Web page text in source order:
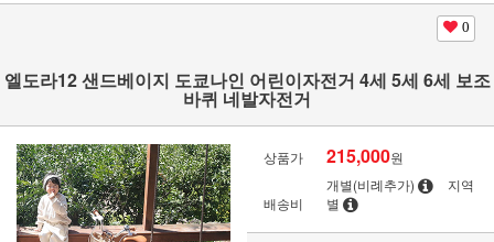
0
엘도라12 샌드베이지 도쿄나인 어린이자전거 4세 5세 6세 보조
바퀴 네발자전거
상품가 215,000원
배송비
개별(비례추가)
지역
별